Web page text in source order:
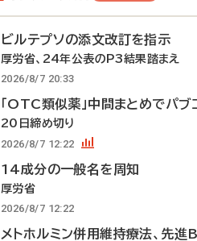
ビルテプソの添文改訂を指示
厚労省、24年公表のP3結果踏まえ
2026/8/7 20:33
「OTC類似薬」中間まとめでパブ
20日締め切り
2026/8/7 12:22
14成分の一般名を周知
厚労省
2026/8/7 12:22
メトホルミン併用維持療法、先進